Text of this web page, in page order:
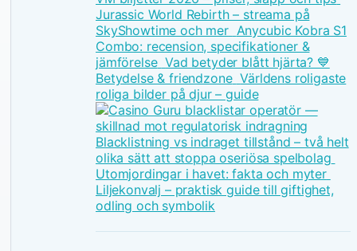
Jurassic World Rebirth – streama på
SkyShowtime och mer Anycubic Kobra S1
Combo: recension, specifikationer &
jämförelse Vad betyder blått hjärta? 💙
Betydelse & friendzone Världens roligaste
roliga bilder på djur – guide
Blacklistning vs indraget tillstånd – två helt
olika sätt att stoppa oseriösa spelbolag
Utomjordingar i havet: fakta och myter
Liljekonvalj – praktisk guide till giftighet,
odling och symbolik